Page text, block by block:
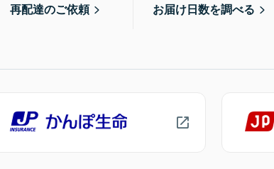
再配達のご依頼 お届け日数を調べる